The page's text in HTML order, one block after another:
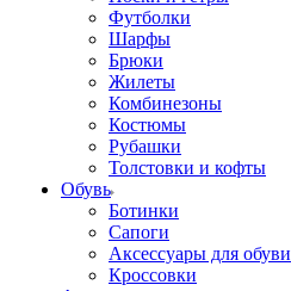
Футболки
Шарфы
Брюки
Жилеты
Комбинезоны
Костюмы
Рубашки
Толстовки и кофты
Обувь
Ботинки
Сапоги
Аксессуары для обуви
Кроссовки